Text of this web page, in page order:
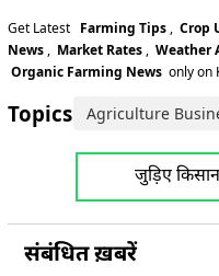
Get Latest Farming Tips , Crop
News , Market Rates , Weather
Organic Farming News only on
Topics: Agriculture
जुड़िए
संबंधित ख़बरें